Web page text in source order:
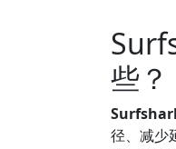
些？
径、减少